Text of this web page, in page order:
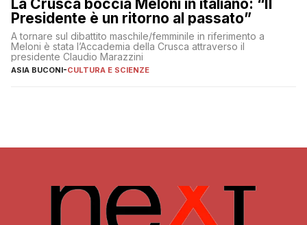
La Crusca boccia Meloni in italiano: “Il
Presidente è un ritorno al passato”
A tornare sul dibattito maschile/femminile in riferimento a
Meloni è stata l’Accademia della Crusca attraverso il
presidente Claudio Marazzini
ASIA BUCONI-CULTURA E SCIENZE